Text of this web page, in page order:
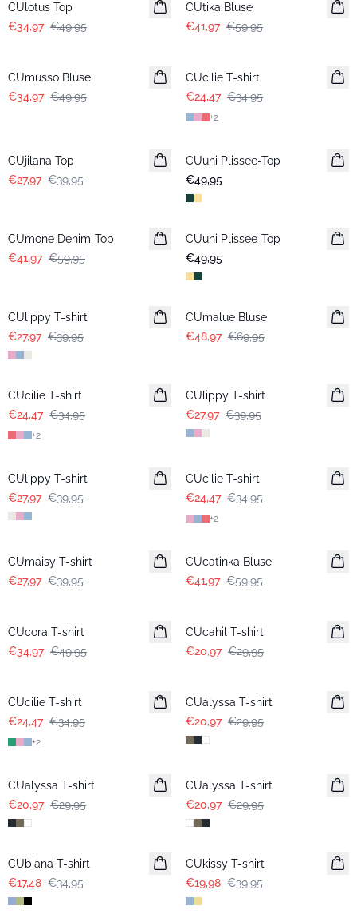
CUlotus Top
€34,97 €49,95
CUtika Bluse
€41,97 €59,95
CUmusso Bluse
€34,97 €49,95
CUcilie T-shirt
€24,47 €34,95
+2
CUjilana Top
€27,97 €39,95
Neuheiten
CUuni Plissee-Top
€49,95
CUmone Denim-Top
€41,97 €59,95
Neuheiten
CUuni Plissee-Top
€49,95
CUlippy T-shirt
€27,97 €39,95
-30%
CUmalue Bluse
€48,97 €69,95
-30%
CUcilie T-shirt
€24,47 €34,95
+2
CUlippy T-shirt
€27,97 €39,95
CUlippy T-shirt
€27,97 €39,95
CUcilie T-shirt
€24,47 €34,95
+2
CUmaisy T-shirt
€27,97 €39,95
CUcatinka Bluse
€41,97 €59,95
CUcora T-shirt
€34,97 €49,95
CUcahil T-shirt
€20,97 €29,95
CUcilie T-shirt
€24,47 €34,95
+2
CUalyssa T-shirt
€20,97 €29,95
CUalyssa T-shirt
€20,97 €29,95
CUalyssa T-shirt
€20,97 €29,95
-50%
CUbiana T-shirt
€17,48 €34,95
-50%
CUkissy T-shirt
€19,98 €39,95
-50% -50%